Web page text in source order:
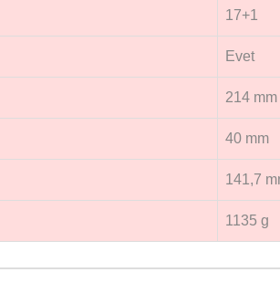
17+1
Evet
214 mm
40 mm
141,7
1135 g